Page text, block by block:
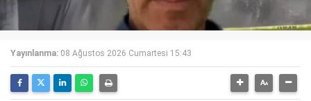
Yayınlanma: 08 Ağustos 2026 Cumartesi 15:43